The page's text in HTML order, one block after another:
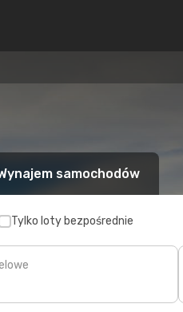
samochodów
Tylko loty bezpośrednie